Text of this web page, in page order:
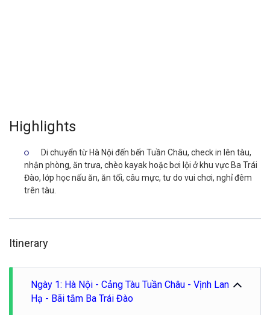
Highlights
Di chuyển từ Hà Nội đến bến Tuần Châu, check in lên tàu,
nhận phòng, ăn trưa, chèo kayak hoặc bơi lội ở khu vực Ba Trái
Đào, lớp học nấu ăn, ăn tối, câu mực, tư do vui chơi, nghỉ đêm
trên tàu.
Itinerary
Ngày 1: Hà Nội - Cảng Tàu Tuần Châu - Vịnh Lan
Hạ - Bãi tắm Ba Trái Đào